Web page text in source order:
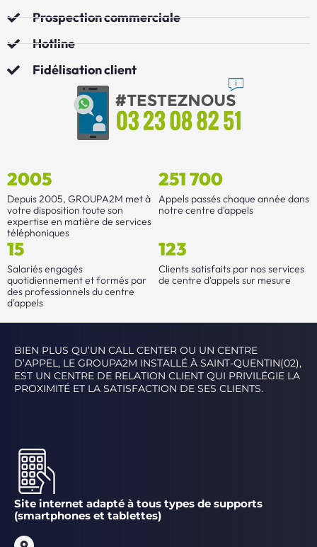
Prospection commerciale
Hotline
Fidélisation client
2005
Depuis 2005, GROUPA2M met à
votre disposition toute son
expertise en matière de services
téléphoniques
251 700
Appels passés chaque année dans
notre centre d'appels
15
Salariés engagés
quotidiennement et formés par
des professionnels du centre
d'appels
123
Clients satisfaits par nos services
de centre d'appels sur mesure
BIEN PLUS QU’UN CALL CENTER OU UN CENTRE
D’APPEL, LE GROUPA2M INSTALLÉ À SAINT-QUENTIN(02),
EST UN CENTRE DE RELATION CLIENT QUI PRIVILÉGIE LA
PROXIMITÉ ET LA SATISFACTION DE SES CLIENTS.
Site internet adapté à tous types de supports
(smartphones et tablettes)